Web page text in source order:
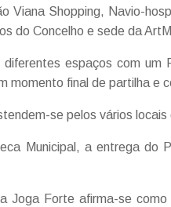
Viana Shopping, Navio-
do Concelho e sede da
espaços com um
momento final de partilha e
se pelos vários locais
Municipal, a entrega do
Joga Forte afirma-se